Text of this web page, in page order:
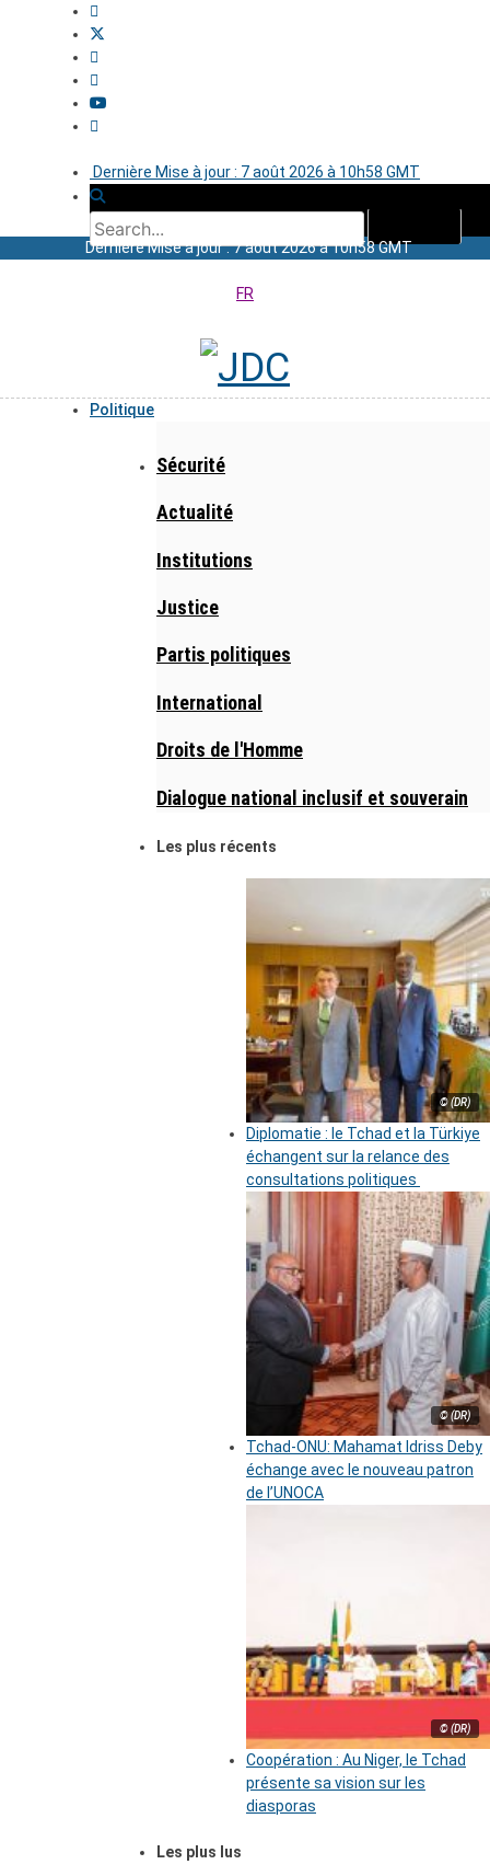
Dernière Mise à jour : 7 août 2026 à 10h58 GMT
Dernière Mise à jour : 7 août 2026 à 10h58 GMT
FR
Politique
Sécurité
Actualité
Institutions
Justice
Partis politiques
International
Droits de l'Homme
Dialogue national inclusif et souverain
Les plus récents
© (DR)
Diplomatie : le Tchad et la Türkiye
échangent sur la relance des
consultations politiques
© (DR)
Tchad-ONU: Mahamat Idriss Deby
échange avec le nouveau patron
de l’UNOCA
© (DR)
Coopération : Au Niger, le Tchad
présente sa vision sur les
diasporas
Les plus lus